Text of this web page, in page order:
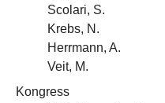
Scolari, S.
Krebs, N.
Herrmann, A.
Veit, M.
Kongress